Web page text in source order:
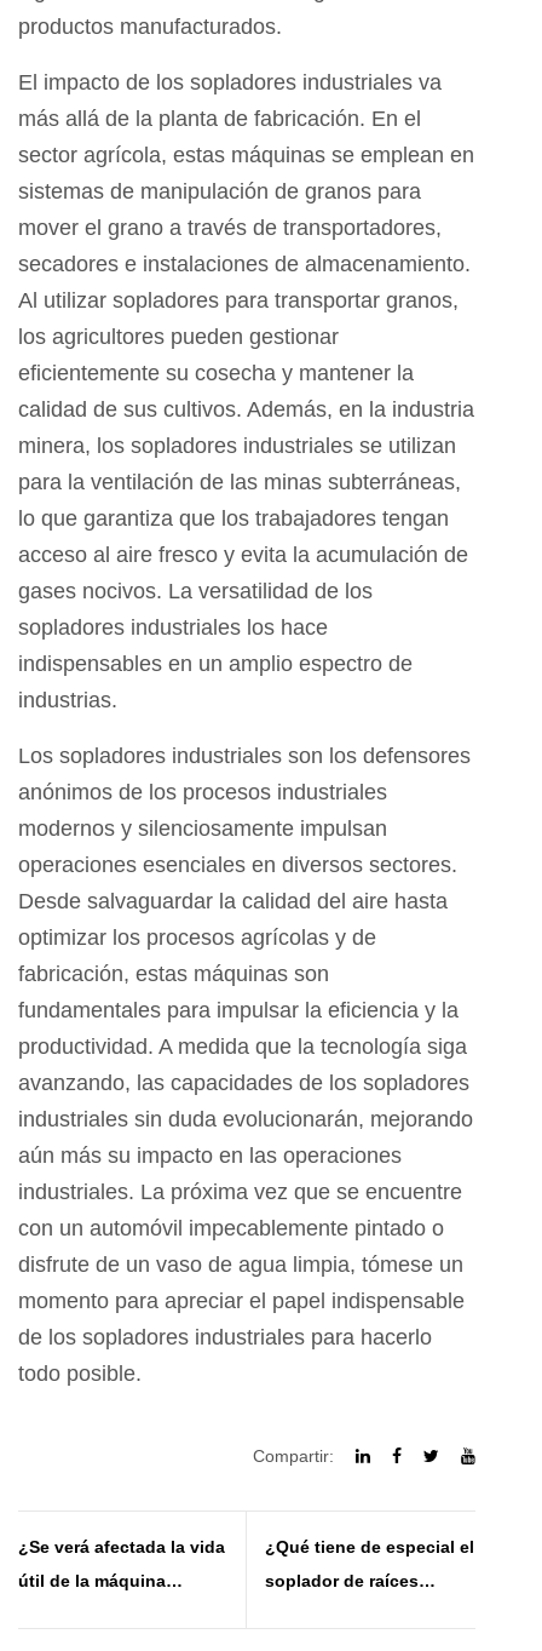
productos manufacturados.
El impacto de los sopladores industriales va
más allá de la planta de fabricación. En el
sector agrícola, estas máquinas se emplean en
sistemas de manipulación de granos para
mover el grano a través de transportadores,
secadores e instalaciones de almacenamiento.
Al utilizar sopladores para transportar granos,
los agricultores pueden gestionar
eficientemente su cosecha y mantener la
calidad de sus cultivos. Además, en la industria
minera, los sopladores industriales se utilizan
para la ventilación de las minas subterráneas,
lo que garantiza que los trabajadores tengan
acceso al aire fresco y evita la acumulación de
gases nocivos. La versatilidad de los
sopladores industriales los hace
indispensables en un amplio espectro de
industrias.
Los sopladores industriales son los defensores
anónimos de los procesos industriales
modernos y silenciosamente impulsan
operaciones esenciales en diversos sectores.
Desde salvaguardar la calidad del aire hasta
optimizar los procesos agrícolas y de
fabricación, estas máquinas son
fundamentales para impulsar la eficiencia y la
productividad. A medida que la tecnología siga
avanzando, las capacidades de los sopladores
industriales sin duda evolucionarán, mejorando
aún más su impacto en las operaciones
industriales. La próxima vez que se encuentre
con un automóvil impecablemente pintado o
disfrute de un vaso de agua limpia, tómese un
momento para apreciar el papel indispensable
de los sopladores industriales para hacerlo
todo posible.
Compartir:
¿Se verá afectada la vida
útil de la máquina
¿Qué tiene de especial el
soplador de raíces